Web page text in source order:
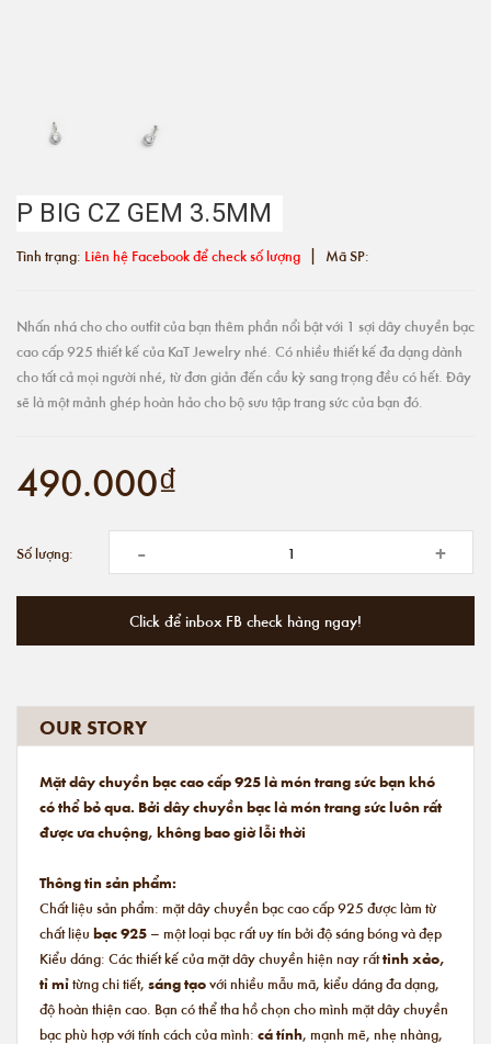
P BIG CZ GEM 3.5MM
Tình trạng: Liên hệ Facebook để check số lượng | Mã SP:
Nhấn nhá cho cho outfit của bạn thêm phần nổi bật với 1 sợi dây chuyền bạc
cao cấp 925 thiết kế của KaT Jewelry nhé. Có nhiều thiết kế đa dạng dành
cho tất cả mọi người nhé, từ đơn giản đến cầu kỳ sang trọng đều có hết. Đây
sẽ là một mảnh ghép hoàn hảo cho bộ sưu tập trang sức của bạn đó.
490.000₫
Số lượng: - +
Click để inbox FB check hàng ngay!
OUR STORY
Mặt dây chuyền bạc cao cấp 925 là món trang sức bạn khó
có thể bỏ qua. Bởi dây chuyền bạc là món trang sức luôn rất
được ưa chuộng, không bao giờ lỗi thời
Thông tin sản phẩm:
Chất liệu sản phẩm: mặt dây chuyền bạc cao cấp 925 được làm từ
chất liệu bạc 925 – một loại bạc rất uy tín bởi độ sáng bóng và đẹp
Kiểu dáng: Các thiết kế của mặt dây chuyền hiện nay rấttinh xảo,
tỉ mỉtừng chi tiết, sáng tạovới nhiều mẫu mã, kiểu dáng đa dạng,
độ hoàn thiện cao. Bạn có thể tha hồ chọn cho mình mặt dây chuyền
bạc phù hợp với tính cách của mình: cá tính, mạnh mẽ, nhẹ nhàng,